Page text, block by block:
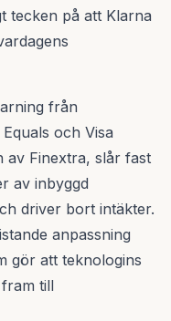
tecken på att Klarna
från
och Visa
av Finextra, slår fast
av inbyggd
driver bort intäkter.
anpassning
gör att teknologins
till